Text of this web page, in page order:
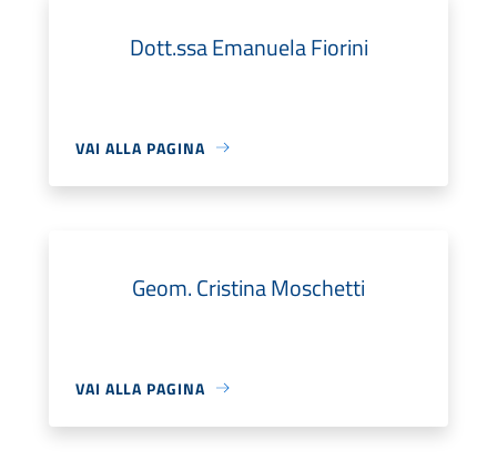
Dott.ssa Emanuela Fiorini
VAI ALLA PAGINA
Geom. Cristina Moschetti
VAI ALLA PAGINA